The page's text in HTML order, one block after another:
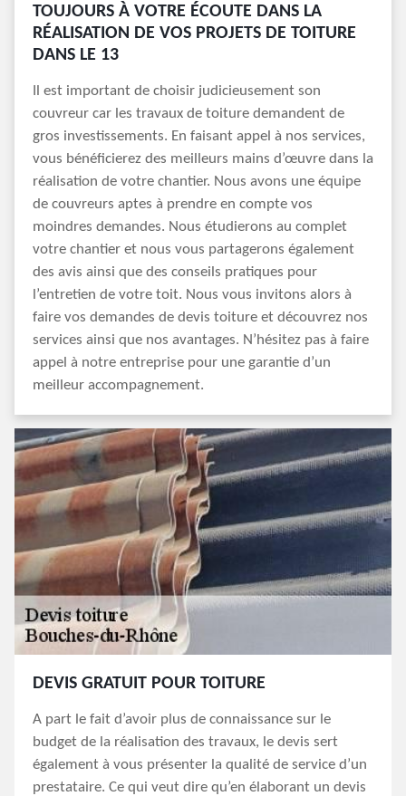
TOUJOURS À VOTRE ÉCOUTE DANS LA
RÉALISATION DE VOS PROJETS DE TOITURE
DANS LE 13
Il est important de choisir judicieusement son
couvreur car les travaux de toiture demandent de
gros investissements. En faisant appel à nos services,
vous bénéficierez des meilleurs mains d’œuvre dans la
réalisation de votre chantier. Nous avons une équipe
de couvreurs aptes à prendre en compte vos
moindres demandes. Nous étudierons au complet
votre chantier et nous vous partagerons également
des avis ainsi que des conseils pratiques pour
l’entretien de votre toit. Nous vous invitons alors à
faire vos demandes de devis toiture et découvrez nos
services ainsi que nos avantages. N’hésitez pas à faire
appel à notre entreprise pour une garantie d’un
meilleur accompagnement.
DEVIS GRATUIT POUR TOITURE
A part le fait d’avoir plus de connaissance sur le
budget de la réalisation des travaux, le devis sert
également à vous présenter la qualité de service d’un
prestataire. Ce qui veut dire qu’en élaborant un devis